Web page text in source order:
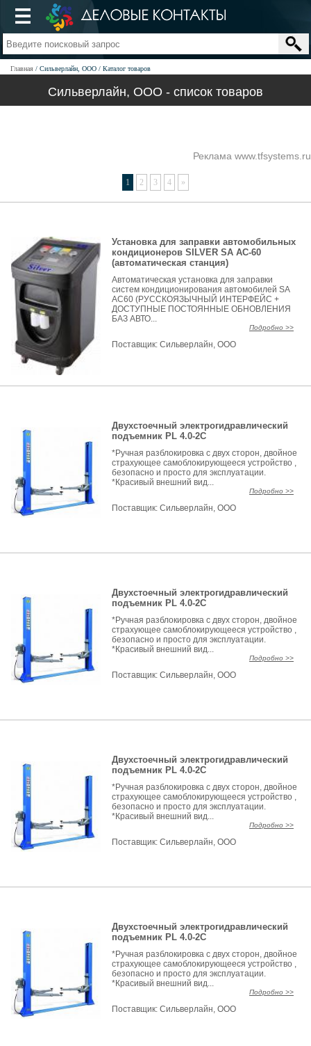
Главная Сильверлайн, ООО Каталог товаров
Сильверлайн, ООО - список товаров
Реклама www.tfsystems.ru
1 2 3 4 »
Установка для заправки автомобильных
кондиционеров SILVER SA AC-60
(автоматическая станция)
Автоматическая установка для заправки
систем кондиционирования автомобилей SA
AC60 (РУССКОЯЗЫЧНЫЙ ИНТЕРФЕЙС +
ДОСТУПНЫЕ ПОСТОЯННЫЕ ОБНОВЛЕНИЯ
БАЗ АВТО...
Подробно >>
Поставщик:Сильверлайн, ООО
Двухстоечный электрогидравлический
подъемник PL 4.0-2C
*Ручная разблокировка с двух сторон, двойное
страхующее самоблокирующееся устройство ,
безопасно и просто для эксплуатации.
*Красивый внешний вид...
Подробно >>
Поставщик:Сильверлайн, ООО
Двухстоечный электрогидравлический
подъемник PL 4.0-2C
*Ручная разблокировка с двух сторон, двойное
страхующее самоблокирующееся устройство ,
безопасно и просто для эксплуатации.
*Красивый внешний вид...
Подробно >>
Поставщик:Сильверлайн, ООО
Двухстоечный электрогидравлический
подъемник PL 4.0-2C
*Ручная разблокировка с двух сторон, двойное
страхующее самоблокирующееся устройство ,
безопасно и просто для эксплуатации.
*Красивый внешний вид...
Подробно >>
Поставщик:Сильверлайн, ООО
Двухстоечный электрогидравлический
подъемник PL 4.0-2C
*Ручная разблокировка с двух сторон, двойное
страхующее самоблокирующееся устройство ,
безопасно и просто для эксплуатации.
*Красивый внешний вид...
Подробно >>
Поставщик:Сильверлайн, ООО